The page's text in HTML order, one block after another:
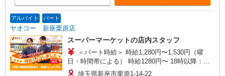
アルバイト パート
ヤオコー 新座栗原店
スーパーマーケットの店内スタッフ
＜パート時給＞ 時給1,280円〜1,530円（曜
日・時間帯による） 時給1280円〜 18時以降：時
給1430円〜 ★土曜＋100円 ★日・祝＋100円 ※ア
埼玉県新座市栗原1-14-22